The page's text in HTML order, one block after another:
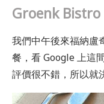
Groenk
我們中午後來福納盧
餐，看 Google 上這
評價很不錯，所以就